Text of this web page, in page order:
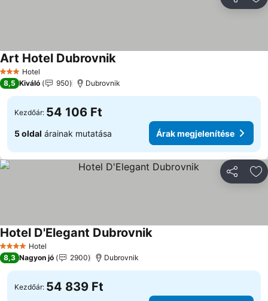
3 Kategória
Hotel
Art Hotel DubrovnikÁrak megjelenítése
8,5 Kiváló 950 Dubrovnik
Kezdőár: 54 106 Ft
5 oldal árainak mutatása Árak megjelenítése
4 KategóriaHotel
Hotel D'Elegant DubrovnikÁrak megjelenítése
8,3 Nagyon jó 2900 Dubrovnik
Kezdőár: 54 839 Ft